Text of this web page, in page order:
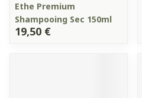
Ethe Premium
Shampooing Sec 150ml
19,50 €